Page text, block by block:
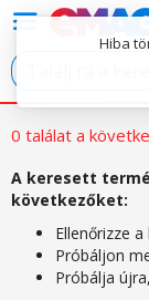
Hiba
0 találat a
A keresett
következőket:
Ellenőrizze
Próbáljon
Próbálja